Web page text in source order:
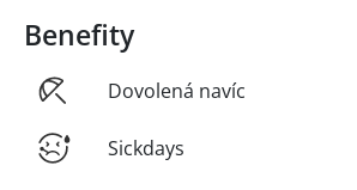
Benefity
Dovolená navíc
Sickdays